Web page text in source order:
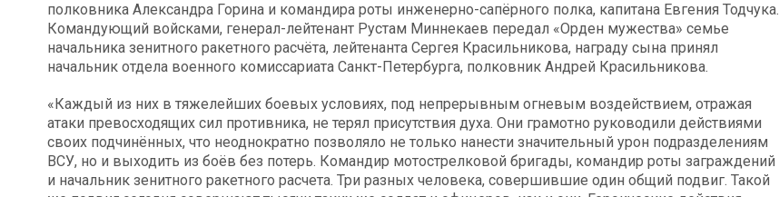
полковника Александра Горина и командира роты инженерно-сапёрного полка, капитана Евгения Тодчука.
Командующий войсками, генерал-лейтенант Рустам Миннекаев передал «Орден мужества» семье
начальника зенитного ракетного расчёта, лейтенанта Сергея Красильникова, награду сына принял
начальник отдела военного комиссариата Санкт-Петербурга, полковник Андрей Красильникова.
«Каждый из них в тяжелейших боевых условиях, под непрерывным огневым воздействием, отражая
атаки превосходящих сил противника, не терял присутствия духа. Они грамотно руководили действиями
своих подчинённых, что неоднократно позволяло не только нанести значительный урон подразделениям
ВСУ, но и выходить из боёв без потерь. Командир мотострелковой бригады, командир роты заграждений
и начальник зенитного ракетного расчета. Три разных человека, совершившие один общий подвиг. Такой